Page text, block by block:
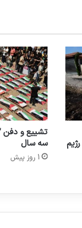
سه سال
1 روز پیش